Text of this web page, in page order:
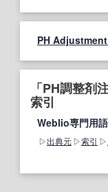
PH
「PH調整剤
索引
Weblio専門用
出典元 索引